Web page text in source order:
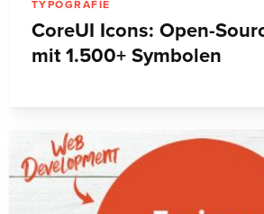
TYPOGRAFIE
CoreUI Icons: Open-
mit 1.500+ Symbolen